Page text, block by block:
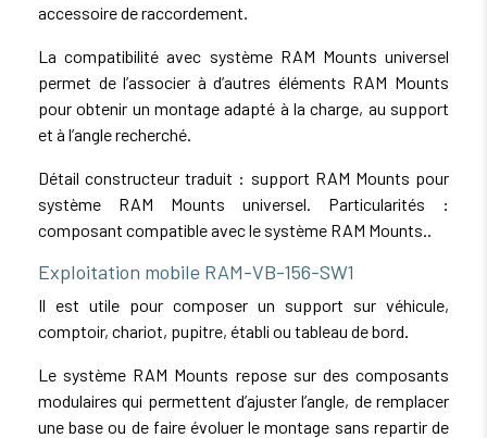
accessoire de raccordement.
La compatibilité avec système RAM Mounts universel
permet de l’associer à d’autres éléments RAM Mounts
pour obtenir un montage adapté à la charge, au support
et à l’angle recherché.
Détail constructeur traduit : support RAM Mounts pour
système RAM Mounts universel. Particularités :
composant compatible avec le système RAM Mounts..
Exploitation mobile RAM-VB-156-SW1
Il est utile pour composer un support sur véhicule,
comptoir, chariot, pupitre, établi ou tableau de bord.
Le système RAM Mounts repose sur des composants
modulaires qui permettent d’ajuster l’angle, de remplacer
une base ou de faire évoluer le montage sans repartir de